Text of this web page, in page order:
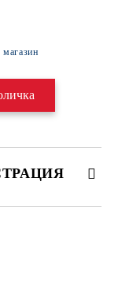
магазин